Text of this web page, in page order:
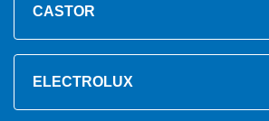
CASTOR
ELECTROLUX